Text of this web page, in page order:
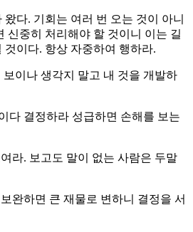
다. 기회는 여러 번 오는 것이 아니
신중히 처리해야 할 것이니 이는 길
것이다. 항상 자중하여 행하라.
보이나 생각지 말고 내 것을 개발하
다 결정하라 성급하면 손해를 보는
라. 보고도 말이 없는 사람은 두말
완하면 큰 재물로 변하니 결정을 서